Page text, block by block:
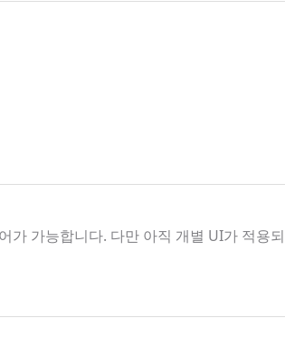
가 가능합니다. 다만 아직 개별 UI가 적용